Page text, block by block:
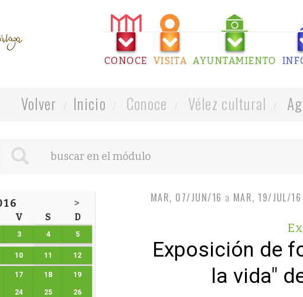
CONOCE VISITA AYUNTAMIENTO
Volver Inicio Conoce Vélez cultural
>
V S D
3 4 5
10 11 12
17 18 19
24 25 26
MAR, 07/JUN/16 a MAR, 19/JUL/16
Exposición de
la vida"